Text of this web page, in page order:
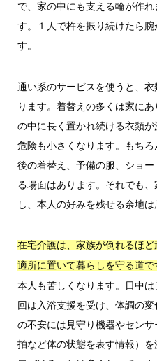
で、家の中にも支える輪が作
す。１人で杵を振り続けたら
す。
通い系のサービスを使うと、
ります。着替えの多くは家に
の中に長く置かれ続ける衣類
危険も小さくなります。もち
後の着替え、予備の服、ショ
る場面はあります。それでも
し、本人の好みを残せる余地は
在宅介護は、家族が倒れるほ
適所に置いて暮らしを守る道で
本人も苦しくなります。日中
回は入浴支援を受け、体調の
の不安には見守り機器やセン
拍など体の状態を表す情報）